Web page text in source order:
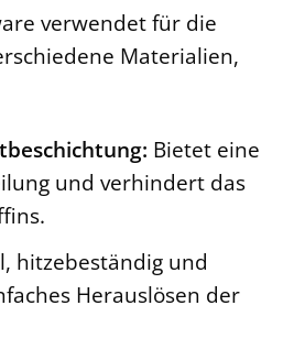
verwendet für die
Materialien,
Bietet eine
und verhindert das
hitzebeständig und
Herauslösen der